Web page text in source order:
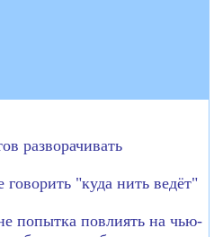
разворачивать
"куда нить ведёт"
попытка повлиять на чью-